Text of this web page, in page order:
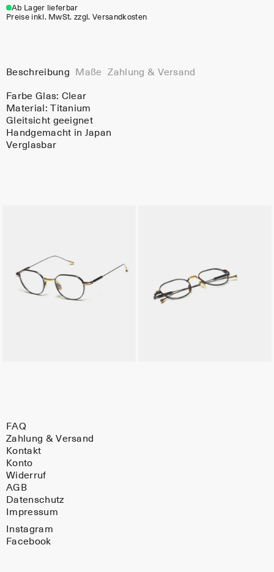
Ab Lager lieferbar
Preise inkl. MwSt. zzgl. Versandkosten
Beschreibung Maße Zahlung & Versand
Farbe Glas: Clear
Material:Titanium
Gleitsicht geeignet
Handgemacht in Japan
Verglasbar
FAQ
Zahlung & Versand
Kontakt
Konto
Widerruf
AGB
Datenschutz
Impressum
Instagram
Facebook